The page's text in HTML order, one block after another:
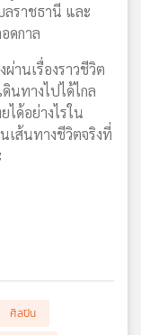
ลราชธานี และ
ดกาล
านเรื่องราวชีวิต
นทางไปได้ไกล
ได้อย่างไรใน
เส้นทางชีวิตจริงที่
ศิลปิน